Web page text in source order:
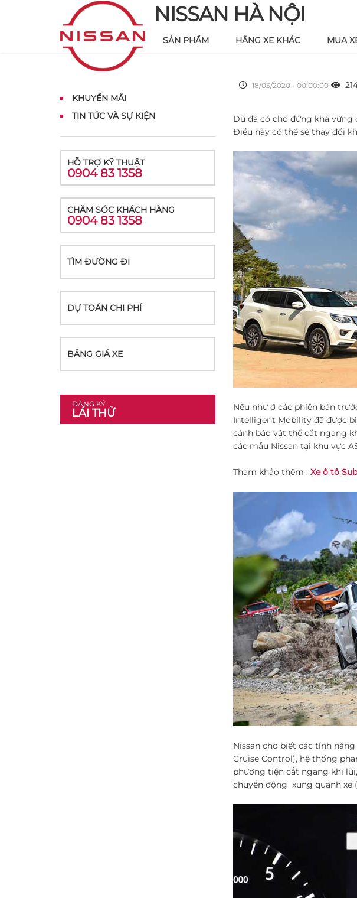
NISSAN HÀ NỘI
SẢN PHẨM HÃNG XE KHÁC MUA
KHUYẾN MÃI
TIN TỨC VÀ SỰ KIỆN
HỖ TRỢ KỸ THUẬT
0904 83 1358
CHĂM SÓC KHÁCH HÀNG
0904 83 1358
TÌM ĐƯỜNG ĐI
DỰ TOÁN CHI PHÍ
BẢNG GIÁ XE
ĐĂNG KÝ
LÁI THỬ
18/03/2020 - 00:00:00
Dù đã có chỗ đứng khá vững
Điều này có thể sẽ thay đổi
Nếu như ở các phiên bản
Intelligent Mobility đã được
cảnh báo vật thể cắt ngang
các mẫu Nissan tại khu vực
Tham khảo thêm : Xe ô tô
Nissan cho biết các tính
Cruise Control), hệ thống
phương tiện cắt ngang khi
chuyển động xung quanh xe